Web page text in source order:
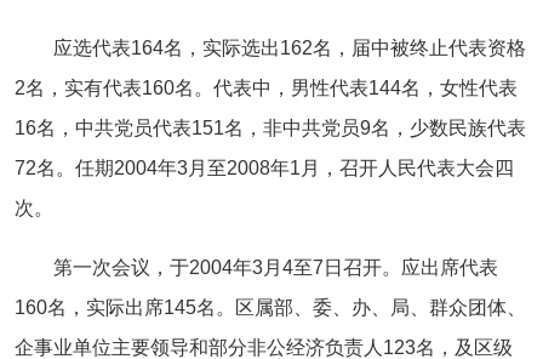
应选代表164名，实际选出162名，届中被终止代表资格
2名，实有代表160名。代表中，男性代表144名，女性代表
16名，中共党员代表151名，非中共党员9名，少数民族代表
72名。任期2004年3月至2008年1月，召开人民代表大会四
次。
第一次会议，于2004年3月4至7日召开。应出席代表
160名，实际出席145名。区属部、委、办、局、群众团体、
企事业单位主要领导和部分非公经济负责人123名，及区级